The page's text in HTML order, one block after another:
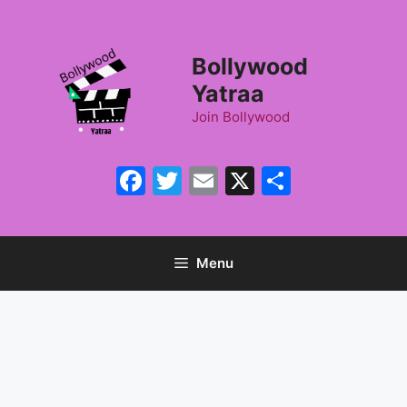
Bollywood
Yatraa
Join Bollywood
Facebook
Twitter
Email
X
Menu